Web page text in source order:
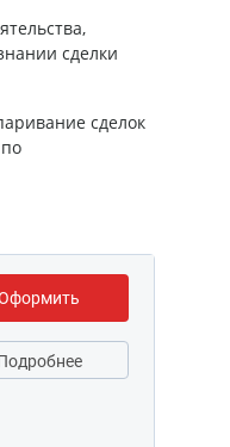
сделки
сделок